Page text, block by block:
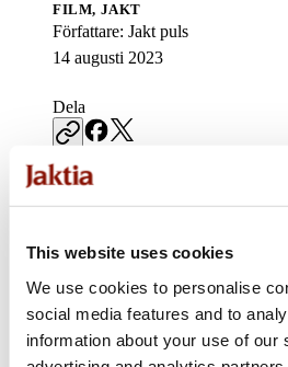
This website uses cookies
We use cookies to personalise
social media features and to
information about your use of our
FILM, JAKT
Författare: Jakt puls
14 augusti 2023
Dela
Denna film är del 2 av 2022 års